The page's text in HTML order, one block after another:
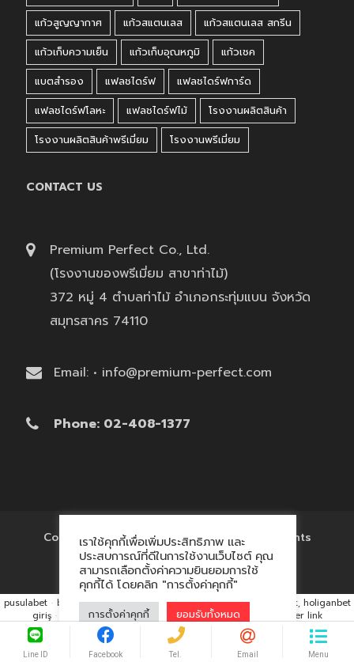
แก้วสูญญากาศ
แก้วสแตนเลส
แก้วสแตนเลส สกรีน
แก้วเก็บความเย็น
แก้วเก็บอุณหภูมิ
แก้วเชค
แบตสำรอง
แฟลชไดร์ฟ
แฟลชไดร์ฟการ์ด
แฟลชไดร์ฟโลหะ
แฟลชไดร์ฟไม้
โรงงานผลิตสินค้า
โรงงานผลิตสินค้าพรีเมี่ยม
โรงงานพรีเมี่ยม
CONTACT US
Premium Perfect Co., Ltd.
(โรงงานของพรีเมี่ยม สาขาท่าไม้)
372 หมู่ 4 ตำบลท่าไม้ อำเภอกระทุ่มแบน จังหวัด
สมุทรสาคร 74110
Email: • info@premium-perfect.com
Phone: 02-408-1377
Copyright © 2017 'โรงงานของพรีเมี่ยม' All Rights
Reserved.
เราใช้คุกกี้เพื่อเพิ่มประสิทธิภาพ และ
ประสบการณ์ที่ดีในการใช้งานเว็บไซต์ คุณ
สามารถเลือกตั้งค่าความยินยอมการใช้
คุกกี้ได้ โดยคลิก "การตั้งค่าคุกกี้"
การตั้งค่าคุกกี้ ยอมรับทั้งหมด
pusulabet · betyap · avrupabet · matbet, matbet giriş ·
holiganbet, holiganbet
giriş · cratosroyalbet · maxwin hacklink market, kalıcı footer link